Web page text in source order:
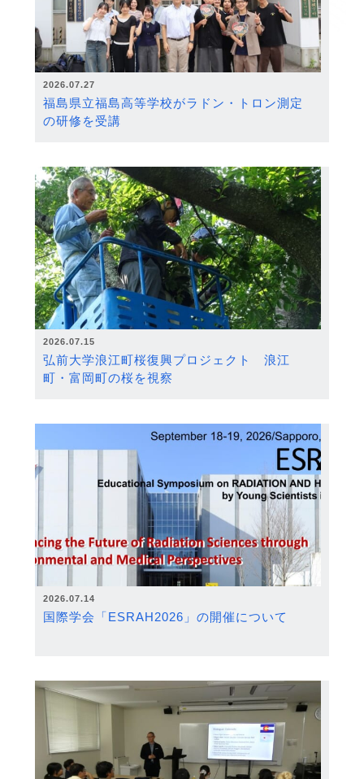
2026.07.27
福島県立福島高等学校がラドン・トロン測定
の研修を受講
2026.07.15
弘前大学浪江町桜復興プロジェクト 浪江
町・富岡町の桜を視察
2026.07.14
国際学会「ESRAH2026」の開催について